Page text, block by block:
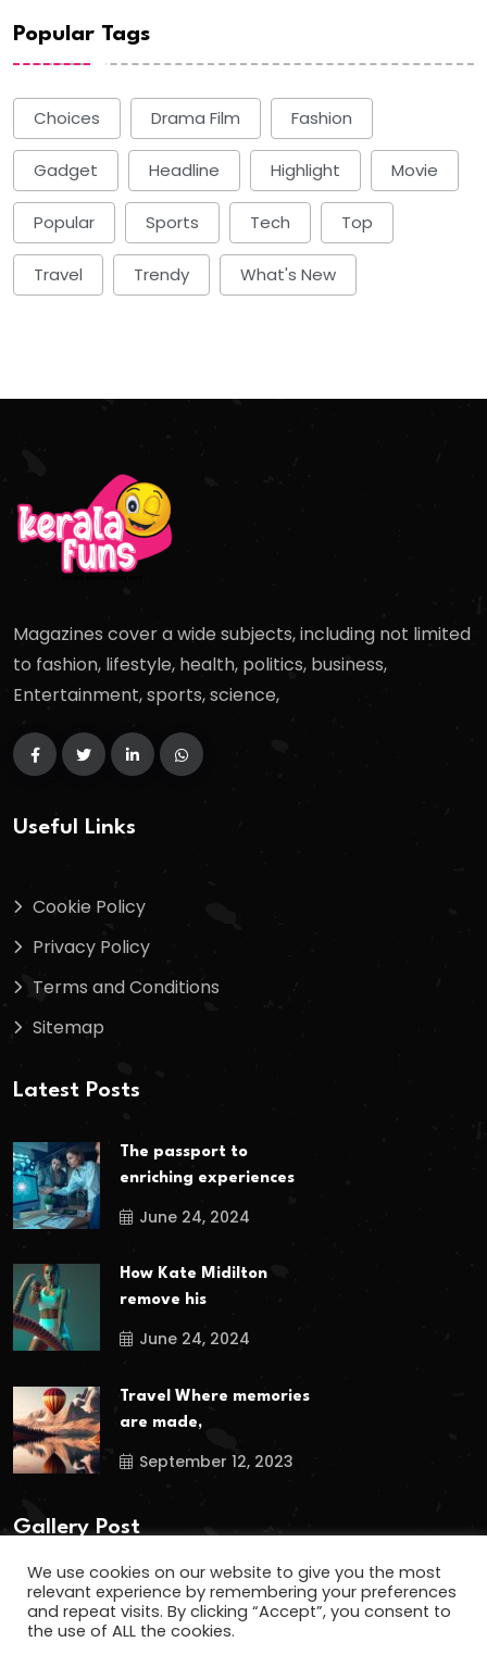
Popular Tags
Choices Drama Film Fashion
Gadget Headline Highlight Movie
Popular Sports Tech Top
Travel Trendy What's New
Magazines cover a wide subjects, including not limited
to fashion, lifestyle, health, politics, business,
Entertainment, sports, science,
Useful Links
Cookie Policy
Privacy Policy
Terms and Conditions
Sitemap
Latest Posts
The passport to
enriching experiences
June 24, 2024
How Kate Midilton
remove his
June 24, 2024
Travel Where memories
are made,
September 12, 2023
Gallery Post
We use cookies on our website to give you the most
relevant experience by remembering your preferences
and repeat visits. By clicking “Accept”, you consent to
the use of ALL the cookies.